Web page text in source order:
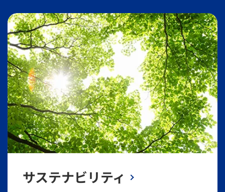
サステナビリティ